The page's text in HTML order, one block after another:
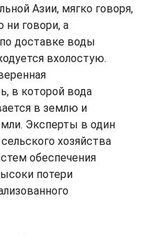
Азии, мягко говоря,
ни говори, а
доставке воды
вхолостую.
в которой вода
в землю и
Эксперты в один
хозяйства
обеспечения
потери